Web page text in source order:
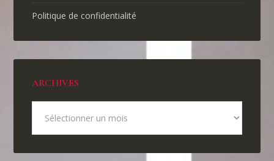
Politique de confidentialité
ARCHIVES